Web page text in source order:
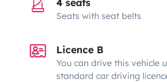
Seats with seat belts
Licence B
You can drive this vehicle
standard car driving